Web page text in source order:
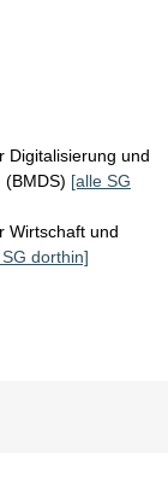
Digitalisierung und
(BMDS) [alle SG
Wirtschaft und
dorthin]